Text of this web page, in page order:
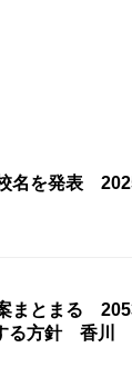
名を発表
まとまる
る方針 香川